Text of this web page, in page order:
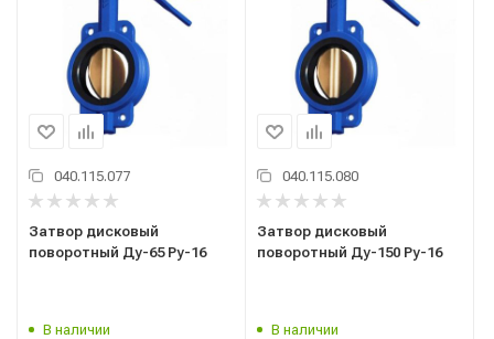
040.115.077
Затвор дисковый
поворотный Ду-65 Ру-16
В наличии
040.115.080
Затвор дисковый
поворотный Ду-150 Ру-16
В наличии